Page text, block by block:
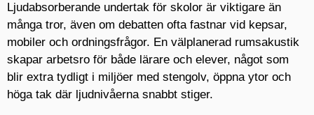
Ljudabsorberande undertak för skolor är viktigare än
många tror, även om debatten ofta fastnar vid kepsar,
mobiler och ordningsfrågor. En välplanerad rumsakustik
skapar arbetsro för både lärare och elever, något som
blir extra tydligt i miljöer med stengolv, öppna ytor och
höga tak där ljudnivåerna snabbt stiger.